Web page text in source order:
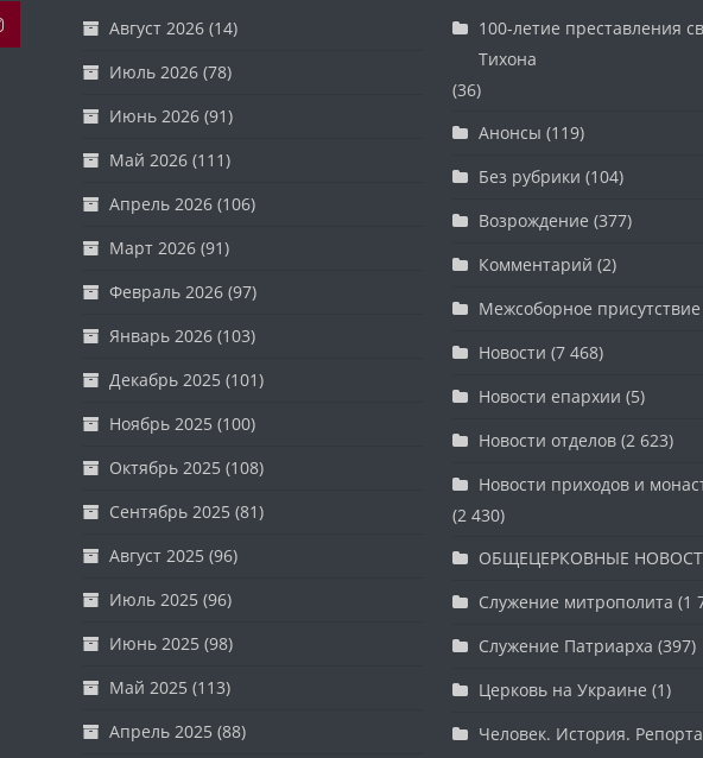
Август 2026(14)
Июль 2026(78)
Июнь 2026(91)
Май 2026(111)
Апрель 2026(106)
Март 2026(91)
Февраль 2026(97)
Январь 2026(103)
Декабрь 2025 (101)
Ноябрь 2025 (100)
Октябрь 2025 (108)
Сентябрь 2025 (81)
Август 2025 (96)
Июль 2025 (96)
Июнь 2025 (98)
Май 2025 (113)
Апрель 2025 (88)
100-летие преставления
Тихона
(36)
Анонсы (119)
Без рубрики (104)
Возрождение (377)
Комментарий (2)
Межсоборное присутствие
Новости (7 468)
Новости епархии (5)
Новости отделов(2 623)
Новости приходов и
(2 430)
ОБЩЕЦЕРКОВНЫЕ
Служение митрополита (1
Служение Патриарха (397)
Церковь на Украине (1)
Человек. История.